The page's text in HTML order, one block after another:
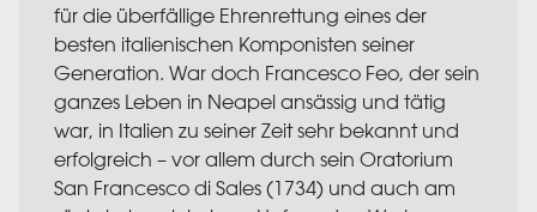
für die überfällige Ehrenrettung eines der
besten italienischen Komponisten seiner
Generation. War doch Francesco Feo, der sein
ganzes Leben in Neapel ansässig und tätig
war, in Italien zu seiner Zeit sehr bekannt und
erfolgreich – vor allem durch sein Oratorium
San Francesco di Sales (1734) und auch am